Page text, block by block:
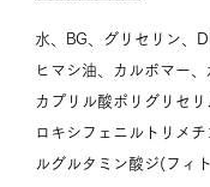
水、BG、グリセリン、
ヒマシ油、カルボマー
カプリル酸ポリグリセ
ロキシフェニルトリメ
ルグルタミン酸ジ(フィ